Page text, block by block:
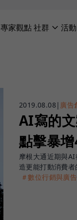
專家觀點社群 活動
2019.08.08| 廣告
AI寫的
點擊暴
摩根大通近期與
造更能打動消費者
＃數位行銷與廣告